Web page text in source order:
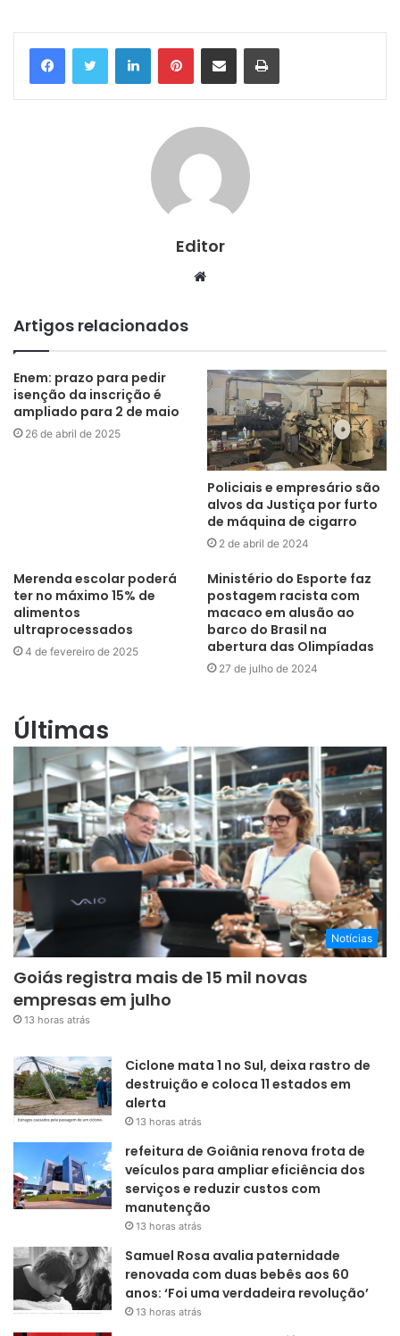
LinkedinPinterestCompartilhar via e-mail Imprimir
Editor
Website
Artigos relacionados
Enem: prazo para pedir
isenção da inscrição é
ampliado para 2 de maio
26 de abril de 2025
Policiais e empresário são
alvos da Justiça por furto
de máquina de cigarro
2 de abril de 2024
Merenda escolar poderá
ter no máximo 15% de
alimentos
ultraprocessados
4 de fevereiro de 2025
Ministério do Esporte faz
postagem racista com
macaco em alusão ao
barco do Brasil na
abertura das Olimpíadas
27 de julho de 2024
Últimas
Notícias
Goiás registra mais de 15 mil novas
empresas em julho
13 horas atrás
Ciclone mata 1 no Sul, deixa rastro de
destruição e coloca 11 estados em
alerta
13 horas atrás
refeitura de Goiânia renova frota de
veículos para ampliar eficiência dos
serviços e reduzir custos com
manutenção
13 horas atrás
Samuel Rosa avalia paternidade
renovada com duas bebês aos 60
anos: ‘Foi uma verdadeira revolução’
13 horas atrás